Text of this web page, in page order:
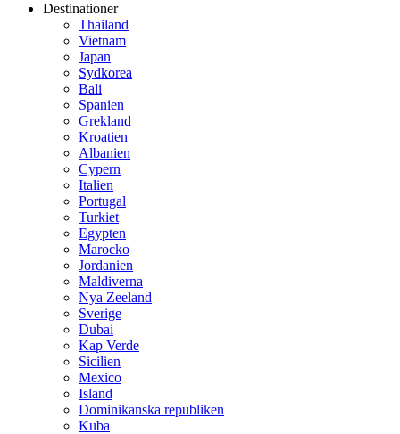
Destinationer
Thailand
Vietnam
Japan
Sydkorea
Bali
Spanien
Grekland
Kroatien
Albanien
Cypern
Italien
Portugal
Turkiet
Egypten
Marocko
Jordanien
Maldiverna
Nya Zeeland
Sverige
Dubai
Kap Verde
Sicilien
Mexico
Island
Dominikanska republiken
Kuba